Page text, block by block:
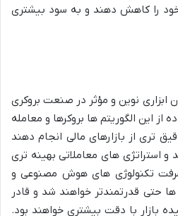
را کاهش دهند و به سود بیشتری
ابزاری نوین و مؤثر در صنعت بروکری
از این الگوریتم ها بروکرها و معامله
تری از بازارهای مالی انجام دهند
و استراتژی های معاملاتی بهینه تری
تکنولوژی های هوش مصنوعی و
ها حتی قدرتمندتر خواهند شد و قادر
بازار با دقت بیشتری خواهند بود.